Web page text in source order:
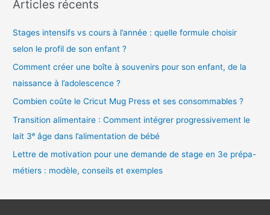
é
Articles récents
Stages intensifs vs cours à l’année : quelle formule choisir
selon le profil de son enfant ?
Comment créer une boîte à souvenirs pour son enfant, de la
naissance à l’adolescence ?
Combien coûte le Cricut Mug Press et ses consommables ?
Transition alimentaire : Comment intégrer progressivement le
lait 3ᵉ âge dans l’alimentation de bébé
Lettre de motivation pour une demande de stage en 3e prépa-
métiers : modèle, conseils et exemples